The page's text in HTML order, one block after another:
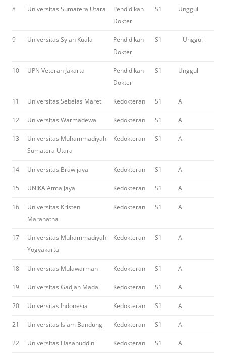
8 Universitas Sumatera Utara
Pendidikan
Dokter
S1 Unggul
9 Universitas Syiah Kuala
Pendidikan
Dokter
S1 Unggul
10 UPN Veteran Jakarta
Pendidikan
Dokter
S1 Unggul
11 Universitas Sebelas Maret Kedokteran S1 A
12 Universitas Warmadewa Kedokteran S1 A
13
Universitas Muhammadiyah
Sumatera Utara
Kedokteran S1 A
14 Universitas Brawijaya Kedokteran S1 A
15 UNIKA Atma Jaya Kedokteran S1 A
16
Universitas Kristen
Maranatha
Kedokteran S1 A
17
Universitas Muhammadiyah
Yogyakarta
Kedokteran S1 A
18 Universitas Mulawarman Kedokteran S1 A
19 Universitas Gadjah Mada Kedokteran S1 A
20 Universitas Indonesia Kedokteran S1 A
21 Universitas Islam Bandung Kedokteran S1 A
22 Universitas Hasanuddin Kedokteran S1 A